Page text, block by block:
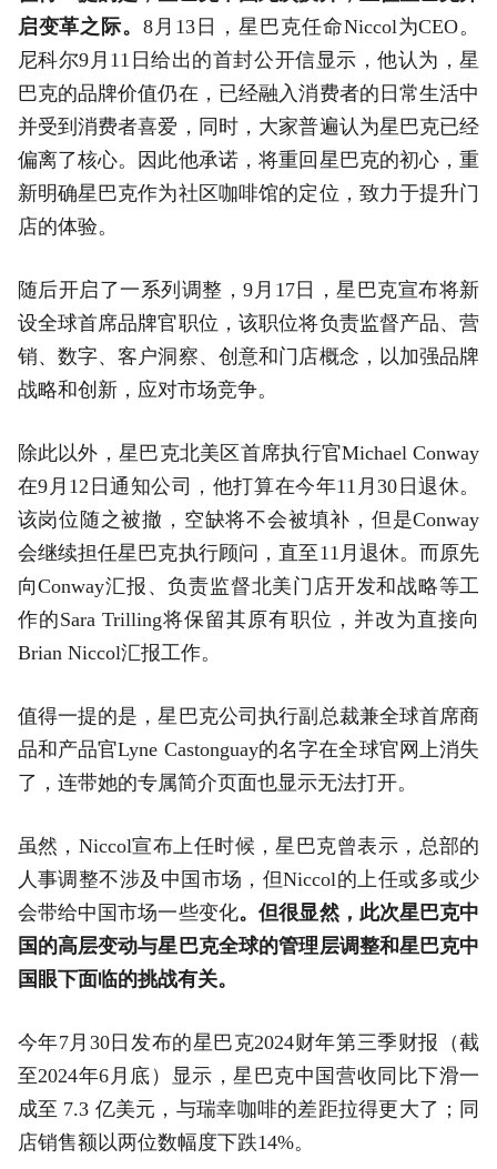
启变革之际。8月13日，星巴克任命Niccol为CEO。
尼科尔9月11日给出的首封公开信显示，他认为，星
巴克的品牌价值仍在，已经融入消费者的日常生活中
并受到消费者喜爱，同时，大家普遍认为星巴克已经
偏离了核心。因此他承诺，将重回星巴克的初心，重
新明确星巴克作为社区咖啡馆的定位，致力于提升门
店的体验。
随后开启了一系列调整，9月17日，星巴克宣布将新
设全球首席品牌官职位，该职位将负责监督产品、营
销、数字、客户洞察、创意和门店概念，以加强品牌
战略和创新，应对市场竞争。
除此以外，星巴克北美区首席执行官Michael Conway
在9月12日通知公司，他打算在今年11月30日退休。
该岗位随之被撤，空缺将不会被填补，但是Conway
会继续担任星巴克执行顾问，直至11月退休。而原先
向Conway汇报、负责监督北美门店开发和战略等工
作的Sara Trilling将保留其原有职位，并改为直接向
Brian Niccol汇报工作。
值得一提的是，星巴克公司执行副总裁兼全球首席商
品和产品官Lyne Castonguay的名字在全球官网上消失
了，连带她的专属简介页面也显示无法打开。
虽然，Niccol宣布上任时候，星巴克曾表示，总部的
人事调整不涉及中国市场，但Niccol的上任或多或少
会带给中国市场一些变化。但很显然，此次星巴克中
国的高层变动与星巴克全球的管理层调整和星巴克中
国眼下面临的挑战有关。
今年7月30日发布的星巴克2024财年第三季财报（截
至2024年6月底）显示，星巴克中国营收同比下滑一
成至 7.3 亿美元，与瑞幸咖啡的差距拉得更大了；同
店销售额以两位数幅度下跌14%。